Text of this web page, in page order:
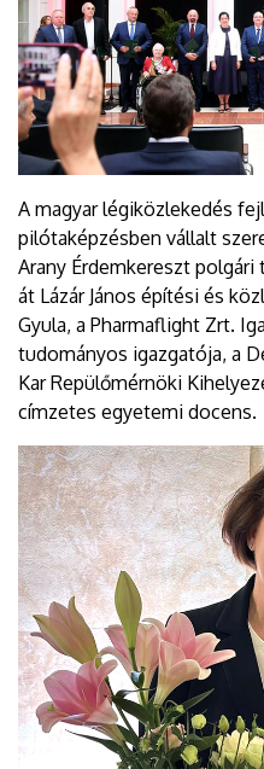
A magyar légiközlekedés
pilótaképzésben vállalt
Arany Érdemkereszt
át Lázár János építési és
Gyula, a Pharmaflight Zrt.
tudományos igazgatója, a
Kar Repülőmérnöki
címzetes egyetemi docens.